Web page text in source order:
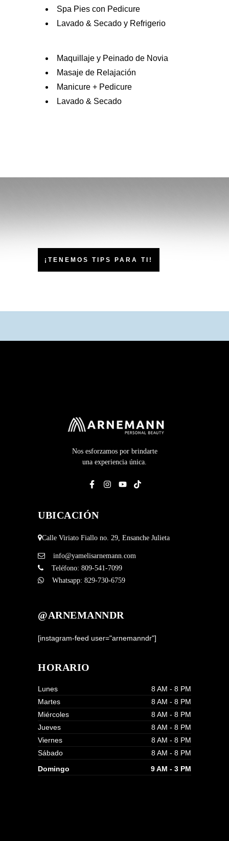
Spa Pies con Pedicure
Lavado & Secado y Refrigerio
Maquillaje y Peinado de Novia
Masaje de Relajación
Manicure + Pedicure
Lavado & Secado
¡TENEMOS TIPS PARA TI!
Nos esforzamos por brindarte
una experiencia única.
UBICACIÓN
Calle Viriato Fiallo no. 29, Ensanche Julieta
info@yamelisarnemann.com
Teléfono: 809-541-7099
Whatsapp: 829-730-6759
@ARNEMANNDR
[instagram-feed user="arnemanndr"]
HORARIO
Lunes
8 AM - 8 PM
Martes
8 AM - 8 PM
Miércoles
8 AM - 8 PM
Jueves
8 AM - 8 PM
Viernes
8 AM - 8 PM
Sábado
8 AM - 8 PM
Domingo
9 AM - 3 PM